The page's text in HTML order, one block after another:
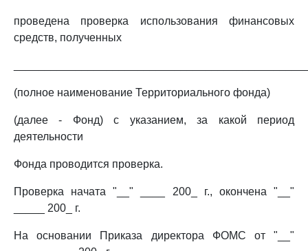
проведена проверка использования финансовых
средств, полученных
(полное наименование Территориального фонда)
(далее - Фонд) с указанием, за какой период
деятельности
Фонда проводится проверка.
Проверка начата "__" ____ 200_ г., окончена "__"
_____ 200_ г.
На основании Приказа директора ФОМС от "__"